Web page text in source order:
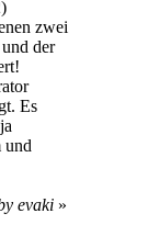
zwei
der
Es
und
evaki »